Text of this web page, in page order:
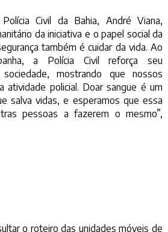
Civil da Bahia, André Viana,
da iniciativa e o papel social da
também é cuidar da vida. Ao
a Polícia Civil reforça seu
mostrando que nossos
atividade policial. Doar sangue é um
salva vidas, e esperamos que essa
pessoas a fazerem o mesmo”,
o roteiro das unidades móveis de